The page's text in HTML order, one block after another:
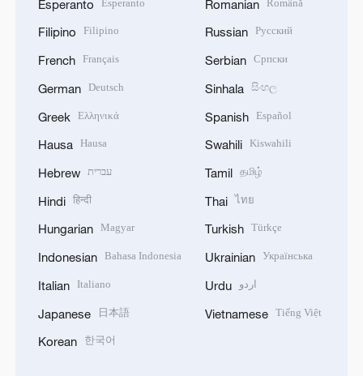
Esperanto
Filipino Filipino
French Français
German Deutsch
Greek Ελληνικά
Hausa Hausa
Hebrew עברית
Hindi हिन्दी
Hungarian Magyar
Indonesian Bahasa Indonesia
Italian Italiano
Japanese 日本語
Korean 한국어
Romanian
Russian Русский
Serbian Српски
Sinhala සිංහල
Spanish Español
Swahili Kiswahili
Tamil தமிழ்
Thai ไทย
Turkish Türkçe
Ukrainian Українська
Urdu اردو
Vietnamese Tiếng Việt